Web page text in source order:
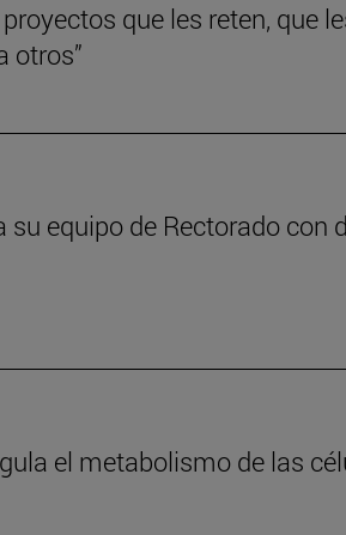
que les reten, que
otros”
su equipo de Rectorado con
el metabolismo de las